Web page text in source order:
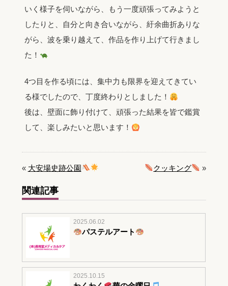
いく様子を伺いながら、もう一度頑張ってみようと
したりと、自分と向き合いながら、紆余曲折ありな
がら、波を乗り越えて、作品を作り上げて行きまし
た！
4つ目を作る頃には、集中力も限界を迎えてきてい
る様でしたので、丁度終わりとしました！
後は、壁面に飾り付けて、頑張った結果を皆で鑑賞
して、楽しみたいと思います！
« 大安場史跡公園 クッキング »
関連記事
2025.06.02
パステルアート
2025.10.15